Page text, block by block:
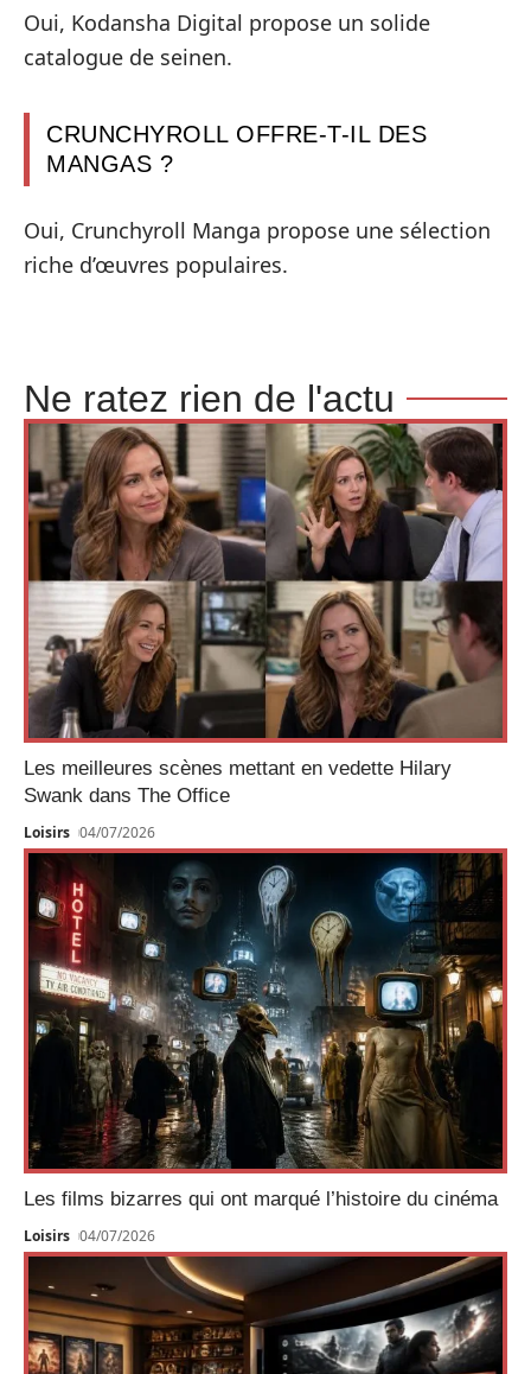
Oui, Kodansha Digital propose un solide
catalogue de seinen.
CRUNCHYROLL OFFRE-T-IL DES
MANGAS ?
Oui, Crunchyroll Manga propose une sélection
riche d’œuvres populaires.
Ne ratez rien de l'actu
Les meilleures scènes mettant en vedette Hilary
Swank dans The Office
Loisirs 04/07/2026
Les films bizarres qui ont marqué l’histoire du cinéma
Loisirs 04/07/2026